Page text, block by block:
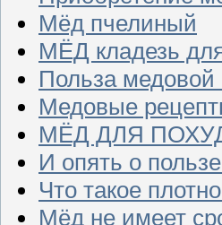
Мёд пчелиный
МЁД кладезь
Польза медовой
Медовые
МЁД ДЛЯ
И опять о
Что такое
Мёд не имеет